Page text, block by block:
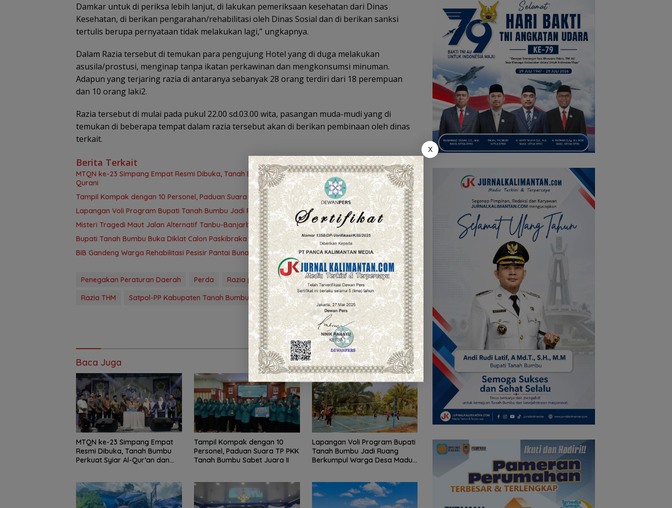
Damkar untuk di periksa lebih lanjut, di lakukan pemeriksaan kesehatan dari Dinas
Kesehatan, di berikan pengarahan/rehabilitasi oleh Dinas Sosial dan di berikan sanksi
tertulis berupa pernyataan tidak melakukan lagi,” ungkapnya.
Dalam Razia tersebut di temukan para pengujung Hotel yang di duga melakukan
asusila/prostusi, menginap tanpa ikatan perkawinan dan mengkonsumsi minuman.
Adapun yang terjaring razia di antaranya sebanyak 28 orang terdiri dari 18 perempuan
dan 10 orang laki2.
Razia tersebut di mulai pada pukul 22.00 sd.03.00 wita, pasangan muda-mudi yang di
temukan di beberapa tempat dalam razia tersebut akan di berikan pembinaan oleh dinas
terkait.
Berita Terkait
MTQN ke-23 Simpang Empat Resmi Dibuka, Tanah Bumbu Perkuat Syiar Al-Qur’an dan Generasi
Qurani
Tampil Kompak dengan 10 Personel, Paduan Suara TP PKK Tanah Bumbu Sabet Juara II
Lapangan Voli Program Bupati Tanah Bumbu Jadi Ruang Berkumpul Warga Desa Madu Retno
Misteri Tragedi Maut Jalan Alternatif Tanbu-Banjarbaru Tewaskan Rombongan Mahasiswa KKN
Bupati Tanah Bumbu Buka Diklat Calon Paskibraka 2026, Tekankan Disiplin dan Integritas
BIB Gandeng Warga Rehabilitasi Pesisir Pantai Bunati Lewat Penanaman 1.000 Mangrove
Penegakan Peraturan Daerah Perda
Razia penertiban Tempat Hiburan Malam
Razia THM
Satpol-PP Kabupaten Tanah Bumbu Satuan Polisi Pamong Praja Tanbu
Baca Juga
MTQN ke-23 Simpang Empat
Resmi Dibuka, Tanah Bumbu
Perkuat Syiar Al-Qur’an dan
Tampil Kompak dengan 10
Personel, Paduan Suara TP PKK
Tanah Bumbu Sabet Juara II
Lapangan Voli Program Bupati
Tanah Bumbu Jadi Ruang
Berkumpul Warga Desa Madu
X